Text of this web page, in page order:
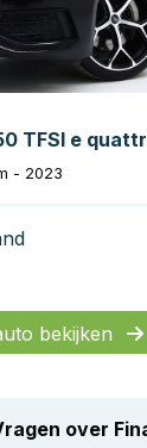
- 2023
bekijken
over